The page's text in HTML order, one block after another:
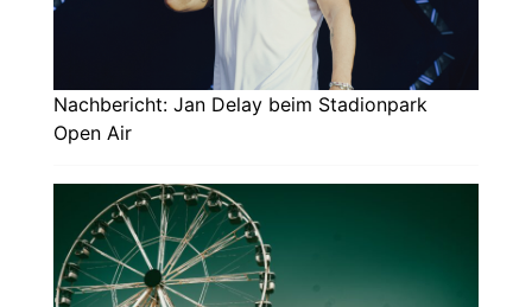
Nachbericht: Jan Delay beim Stadionpark
Open Air